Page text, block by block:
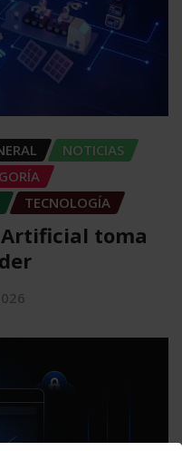
NOTICIAS
TECNOLOGÍA
Artificial toma